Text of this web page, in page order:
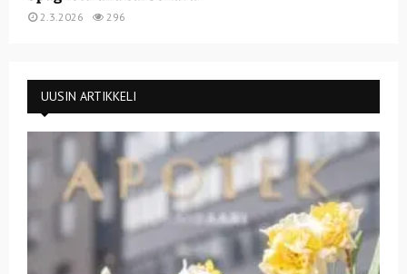
2.3.2026 296
UUSIN ARTIKKELI